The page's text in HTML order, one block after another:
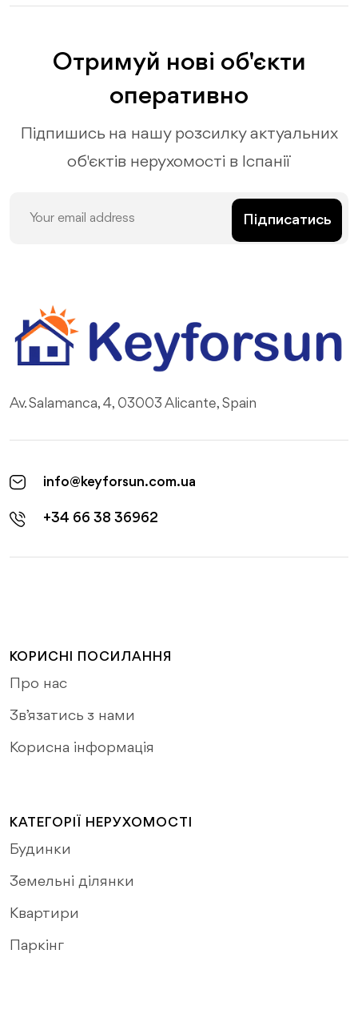
Отримуй нові об'єкти
оперативно
Підпишись на нашу розсилку актуальних
об'єктів нерухомості в Іспанії
Підписатись
Av. Salamanca, 4, 03003 Alicante, Spain
info@keyforsun.com.ua
+34 66 38 36962
КОРИСНІ ПОСИЛАННЯ
Про нас
Зв’язатись з нами
Корисна інформація
КАТЕГОРІЇ НЕРУХОМОСТІ
Будинки
Земельні ділянки
Квартири
Паркінг